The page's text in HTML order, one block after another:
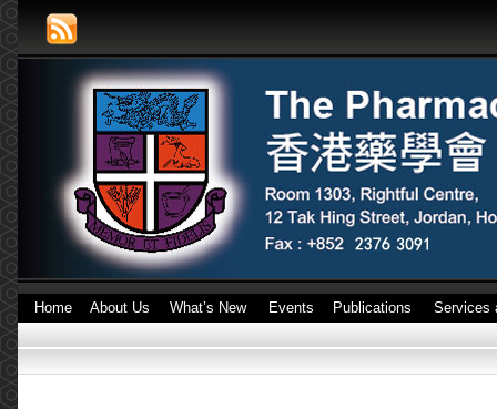
Home About Us What’s New Events Publications Services